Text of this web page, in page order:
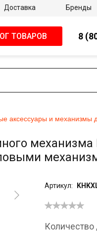
аксессуары и механизмы
Артикул:
Количество ,
Доставка Бренды
ТОВАРОВ 8